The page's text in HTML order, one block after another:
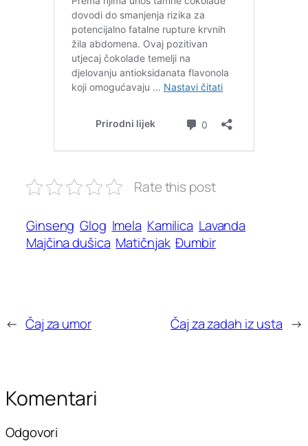
Rate this post
Ginseng Glog Imela Kamilica Lavanda
Majčina dušica Matičnjak Đumbir
← Čaj za umor Čaj za zadah iz usta →
Komentari
Odgovori